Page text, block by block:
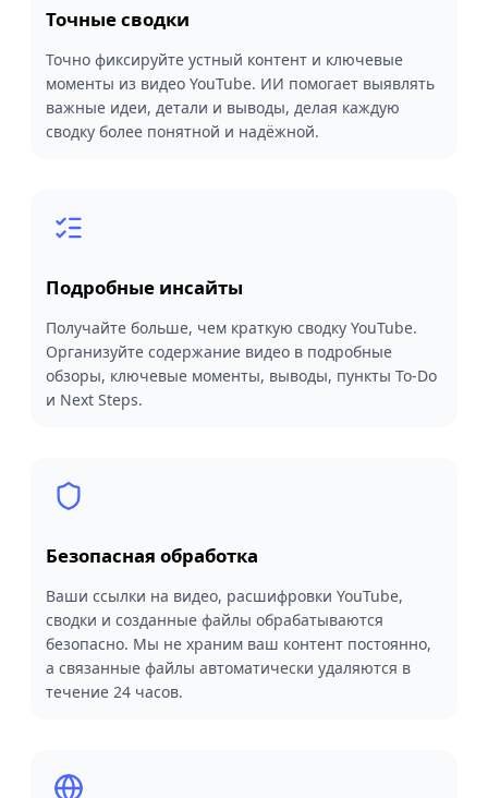
Точные сводки
Точно фиксируйте устный контент и ключевые
моменты из видео YouTube. ИИ помогает выявлять
важные идеи, детали и выводы, делая каждую
сводку более понятной и надёжной.
Подробные инсайты
Получайте больше, чем краткую сводку YouTube.
Организуйте содержание видео в подробные
обзоры, ключевые моменты, выводы, пункты To-Do
и Next Steps.
Безопасная обработка
Ваши ссылки на видео, расшифровки YouTube,
сводки и созданные файлы обрабатываются
безопасно. Мы не храним ваш контент постоянно,
а связанные файлы автоматически удаляются в
течение 24 часов.